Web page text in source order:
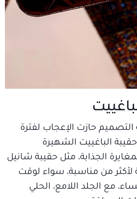
التصميم حازت الإعجاب لفترة
الباغييت الشهيرة
الجذابة، مثل حقيبة شانيل
لأكثر من مناسبة، سواء لوقت
مع الجلد اللامع، الحلي